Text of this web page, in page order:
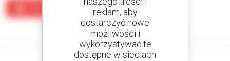
Żaden wynik nie odpowiada wyszukiwaniu.
reklam, aby
dostarczyć nowe
możliwości i
wykorzystywać te
dostępne w sieciach